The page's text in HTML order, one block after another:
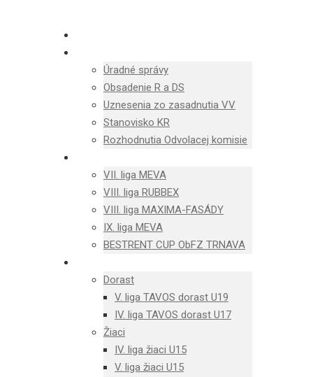
Úradné správy
Obsadenie R a DS
Uznesenia zo zasadnutia VV
Stanovisko KR
Rozhodnutia Odvolacej komisie
VII. liga MEVA
VIII. liga RUBBEX
VIII. liga MAXIMA-FASÁDY
IX. liga MEVA
BESTRENT CUP ObFZ TRNAVA
Dorast
V. liga TAVOS dorast U19
IV. liga TAVOS dorast U17
Žiaci
IV. liga žiaci U15
V. liga žiaci U15